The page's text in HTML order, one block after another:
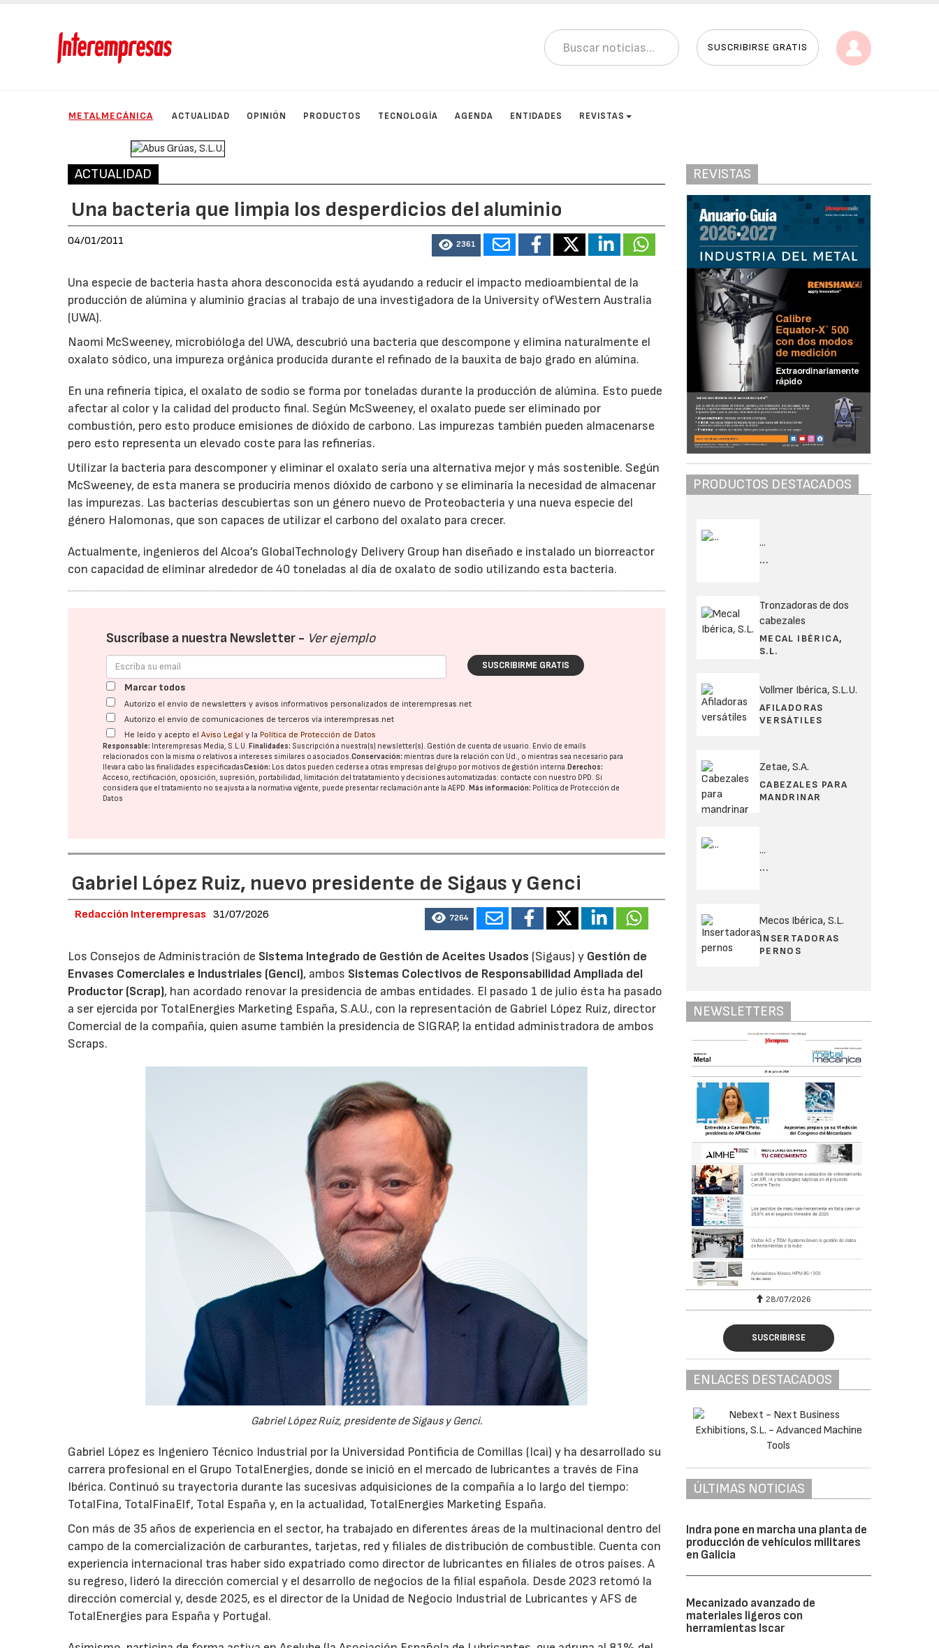
SUSCRIBIRSE GRATIS
METALMECÁNICA ACTUALIDAD OPINIÓN PRODUCTOS TECNOLOGÍA AGENDA ENTIDADES REVISTAS
ACTUALIDAD
Una bacteria que limpia los desperdicios del aluminio
04/01/2011 2361
Una especie de bacteria hasta ahora desconocida está ayudando a reducir el impacto medioambiental de la
producción de alúmina y aluminio gracias al trabajo de una investigadora de la University ofWestern Australia
(UWA).
Naomi McSweeney, microbióloga del UWA, descubrió una bacteria que descompone y elimina naturalmente el
oxalato sódico, una impureza orgánica producida durante el refinado de la bauxita de bajo grado en alúmina.
En una refinería típica, el oxalato de sodio se forma por toneladas durante la producción de alúmina. Esto puede
afectar al color y la calidad del producto final. Según McSweeney, el oxalato puede ser eliminado por
combustión, pero esto produce emisiones de dióxido de carbono. Las impurezas también pueden almacenarse
pero esto representa un elevado coste para las refinerías.
Utilizar la bacteria para descomponer y eliminar el oxalato sería una alternativa mejor y más sostenible. Según
McSweeney, de esta manera se produciría menos dióxido de carbono y se eliminaría la necesidad de almacenar
las impurezas. Las bacterias descubiertas son un género nuevo de Proteobacteria y una nueva especie del
género Halomonas, que son capaces de utilizar el carbono del oxalato para crecer.
Actualmente, ingenieros del Alcoa’s GlobalTechnology Delivery Group han diseñado e instalado un biorreactor
con capacidad de eliminar alrededor de 40 toneladas al día de oxalato de sodio utilizando esta bacteria.
Suscríbase a nuestra Newsletter - Ver ejemplo
SUSCRIBIRME GRATIS
Marcar todos
Autorizo el envío de newsletters y avisos informativos personalizados de interempresas.net
Autorizo el envío de comunicaciones de terceros vía interempresas.net
He leído y acepto elAviso Legal y la Política de Protección de Datos
Responsable: Interempresas Media, S.L.U.Finalidades: Suscripción a nuestra(s) newsletter(s). Gestión de cuenta de usuario. Envío de emails
relacionados con la misma o relativos a intereses similares o asociados.Conservación: mientras dure la relación con Ud., o mientras sea necesario para
llevar a cabo las finalidades especificadasCesión: Los datos pueden cederse a otras empresas del grupo por motivos de gestión interna.Derechos:
Acceso, rectificación, oposición, supresión, portabilidad, limitación del tratatamiento y decisiones automatizadas: contacte con nuestro DPD. Si
considera que el tratamiento no se ajusta a la normativa vigente, puede presentar reclamación ante laAEPD.Más información: Política de Protección de
Datos
Gabriel López Ruiz, nuevo presidente de Sigaus y Genci
Redacción Interempresas 31/07/2026 7264
Los Consejos de Administración de Sistema Integrado de Gestión de Aceites Usados (Sigaus) y Gestión de
Envases Comerciales e Industriales (Genci), ambos Sistemas Colectivos de Responsabilidad Ampliada del
Productor (Scrap), han acordado renovar la presidencia de ambas entidades. El pasado 1 de julio ésta ha pasado
a ser ejercida por TotalEnergies Marketing España, S.A.U., con la representación de Gabriel López Ruiz, director
Comercial de la compañía, quien asume también la presidencia de SIGRAP, la entidad administradora de ambos
Scraps.
Gabriel López Ruiz, presidente de Sigaus y Genci.
Gabriel López es Ingeniero Técnico Industrial por la Universidad Pontificia de Comillas (Icai) y ha desarrollado su
carrera profesional en el Grupo TotalEnergies, donde se inició en el mercado de lubricantes a través de Fina
Ibérica. Continuó su trayectoria durante las sucesivas adquisiciones de la compañía a lo largo del tiempo:
TotalFina, TotalFinaElf, Total España y, en la actualidad, TotalEnergies Marketing España.
Con más de 35 años de experiencia en el sector, ha trabajado en diferentes áreas de la multinacional dentro del
campo de la comercialización de carburantes, tarjetas, red y filiales de distribución de combustible. Cuenta con
experiencia internacional tras haber sido expatriado como director de lubricantes en filiales de otros países. A
su regreso, lideró la dirección comercial y el desarrollo de negocios de la filial española. Desde 2023 retomó la
dirección comercial y, desde 2025, es el director de la Unidad de Negocio Industrial de Lubricantes y AFS de
TotalEnergies para España y Portugal.
REVISTAS
PRODUCTOS DESTACADOS
...
...
Tronzadoras de dos
cabezales
MECAL IBÉRICA,
S.L.
Vollmer Ibérica, S.L.U.
AFILADORAS
VERSÁTILES
Zetae, S.A.
CABEZALES PARA
MANDRINAR
...
...
Mecos Ibérica, S.L.
INSERTADORAS
PERNOS
NEWSLETTERS
28/07/2026 28/07/2026
SUSCRIBIRSE
ENLACES DESTACADOS
ÚLTIMAS NOTICIAS
Indra pone en marcha una planta de
producción de vehículos militares
en Galicia
Mecanizado avanzado de
materiales ligeros con
herramientas Iscar